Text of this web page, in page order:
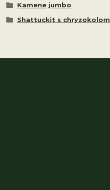
Kamene jumbo
Shattuckit s chryzokolom